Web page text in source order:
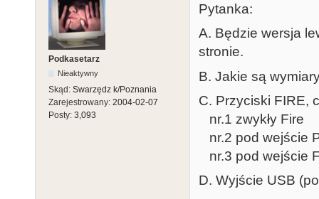
Podkasetarz
Nieaktywny
Skąd: Swarzędz k/Poznania
Zarejestrowany: 2004-02-07
Posty: 3,093
Pytanka:
A. Będzie wersja
stronie.
B. Jakie są
C. Przyciski FIRE,
nr.1 zwykły Fire
nr.2 pod wejście
nr.3 pod wejście
D. Wyjście USB